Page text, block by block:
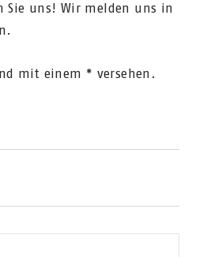
Sie uns! Wir melden uns in
mit einem * versehen.